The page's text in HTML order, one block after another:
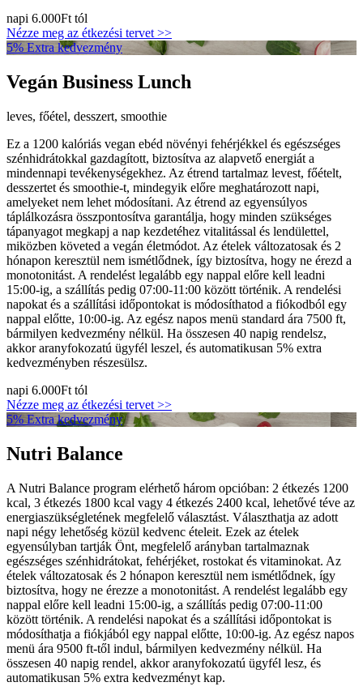
napi 6.000Ft tól
Nézze meg az étkezési tervet >>
5% Extra kedvezmény
Vegán Business Lunch
leves, főétel, desszert, smoothie
Ez a 1200 kalóriás vegan ebéd növényi fehérjékkel és egészséges
szénhidrátokkal gazdagított, biztosítva az alapvető energiát a
mindennapi tevékenységekhez. Az étrend tartalmaz levest, főételt,
desszertet és smoothie-t, mindegyik előre meghatározott napi,
amelyeket nem lehet módosítani. Az étrend az egyensúlyos
táplálkozásra összpontosítva garantálja, hogy minden szükséges
tápanyagot megkapj a nap kezdetéhez vitalitással és lendülettel,
miközben követed a vegán életmódot. Az ételek változatosak és 2
hónapon keresztül nem ismétlődnek, így biztosítva, hogy ne érezd a
monotonitást. A rendelést legalább egy nappal előre kell leadni
15:00-ig, a szállítás pedig 07:00-11:00 között történik. A rendelési
napokat és a szállítási időpontokat is módosíthatod a fiókodból egy
nappal előtte, 10:00-ig. Az egész napos menü standard ára 7500 ft,
bármilyen kedvezmény nélkül. Ha összesen 40 napig rendelsz,
akkor aranyfokozatú ügyfél leszel, és automatikusan 5% extra
kedvezményben részesülsz.
napi 6.000Ft tól
Nézze meg az étkezési tervet >>
5% Extra kedvezmény
Nutri Balance
A Nutri Balance program elérhető három opcióban: 2 étkezés 1200
kcal, 3 étkezés 1800 kcal vagy 4 étkezés 2400 kcal, lehetővé téve az
energiaszükségletének megfelelő választást. Választhatja az adott
napi négy lehetőség közül kedvenc ételeit. Ezek az ételek
egyensúlyban tartják Önt, megfelelő arányban tartalmaznak
egészséges szénhidrátokat, fehérjéket, rostokat és vitaminokat. Az
ételek változatosak és 2 hónapon keresztül nem ismétlődnek, így
biztosítva, hogy ne érezze a monotonitást. A rendelést legalább egy
nappal előre kell leadni 15:00-ig, a szállítás pedig 07:00-11:00
között történik. A rendelési napokat és a szállítási időpontokat is
módosíthatja a fiókjából egy nappal előtte, 10:00-ig. Az egész napos
menü ára 9500 ft-től indul, bármilyen kedvezmény nélkül. Ha
összesen 40 napig rendel, akkor aranyfokozatú ügyfél lesz, és
automatikusan 5% extra kedvezményt kap.